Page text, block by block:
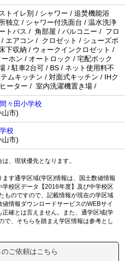
トイレ別 / シャワー / 追焚機能浴
独立 / シャワー付洗面台 / 温水洗浄
トバス / 角部屋 / バルコニー / フロ
/ エアコン / クロゼット / シューズボ
下収納 / ウォークインクロゼット /
ホン / オートロック / 宅配ボック
/ 駐車2台可 / BS / ネット使用料不
ムキッチン / 対面式キッチン / IHク
ーター / 室内洗濯機置き場 /
間々田小学校
山市)
校
山市)
、現状優先となります。
す通学区域(学区)情報は、国土数値情報
校区データ【2016年度】及び中学校区
ものですので、記載情報が現在の学区域
情報ダウンロードサービスのWEBサイ
正確とは言えません。また、通学区域(学
で、そちらを踏まえ学区情報は参考とし
ご依頼はこちら